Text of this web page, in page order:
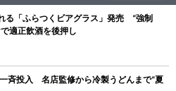
る「ふらつくビアグラス」発売 “強制
適正飲酒を後押し
斉投入 名店監修から冷製うどんまで“夏